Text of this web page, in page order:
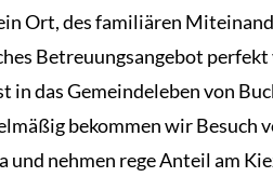
Ort, des familiären
Betreuungsangebot
in das Gemeindeleben von
bekommen wir Besuch
und nehmen rege Anteil am